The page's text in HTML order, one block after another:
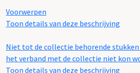
Voorwerpen
Toon details van deze beschrijving
Niet tot de collectie behorende
het verband met de collectie niet kon
Toon details van deze beschrijving